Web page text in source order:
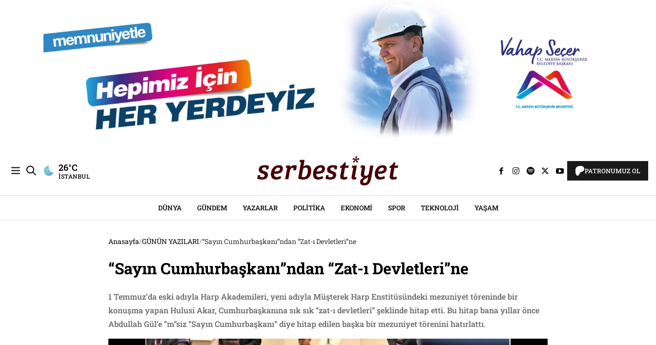
26°C
İSTANBUL
PATRONUMUZ OL
DÜNYA GÜNDEM YAZARLAR POLITIKA EKONOMI SPOR TEKNOLOJI YAŞAM
Anasayfa/GÜNÜN YAZILARI/“Sayın Cumhurbaşkanı”ndan “Zat-ı Devletleri”ne
“Sayın Cumhurbaşkanı”ndan “Zat-ı Devletleri”ne
1 Temmuz’da eski adıyla Harp Akademileri, yeni adıyla Müşterek Harp Enstitüsündeki mezuniyet töreninde bir
konuşma yapan Hulusi Akar, Cumhurbaşkanına sık sık “zat-ı devletleri” şeklinde hitap etti. Bu hitap bana yıllar önce
Abdullah Gül’e “m”siz “Sayın Cumhurbaşkanı” diye hitap edilen başka bir mezuniyet törenini hatırlattı.